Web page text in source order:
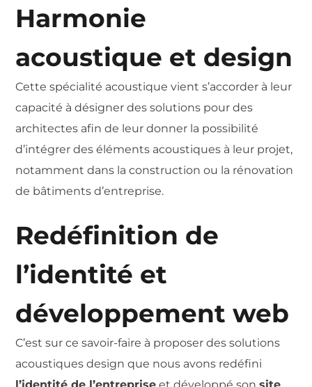
Harmonie
acoustique et design
Cette spécialité acoustique vient s’accorder à leur
capacité à désigner des solutions pour des
architectes afin de leur donner la possibilité
d’intégrer des éléments acoustiques à leur projet,
notamment dans la construction ou la rénovation
de bâtiments d’entreprise.
Redéfinition de
l’identité et
développement web
C’est sur ce savoir-faire à proposer des solutions
acoustiques design que nous avons redéfini